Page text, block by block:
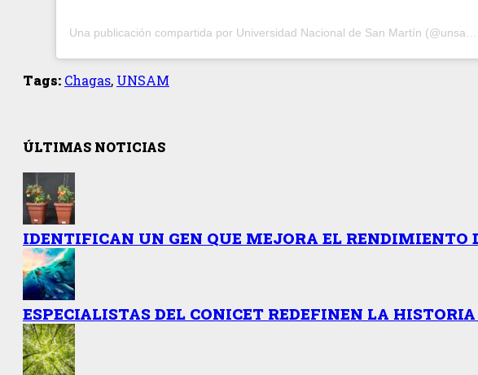
Tags: Chagas, UNSAM
ÚLTIMAS NOTICIAS
IDENTIFICAN UN GEN QUE MEJORA EL RENDIMIENTO
ESPECIALISTAS DEL CONICET REDEFINEN LA